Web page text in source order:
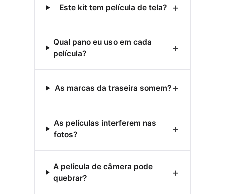
Este kit tem película de tela? +
Qual pano eu uso em cada
película?
+
As marcas da traseira somem?+
As películas interferem nas
fotos?
+
A película de câmera pode
quebrar?
+